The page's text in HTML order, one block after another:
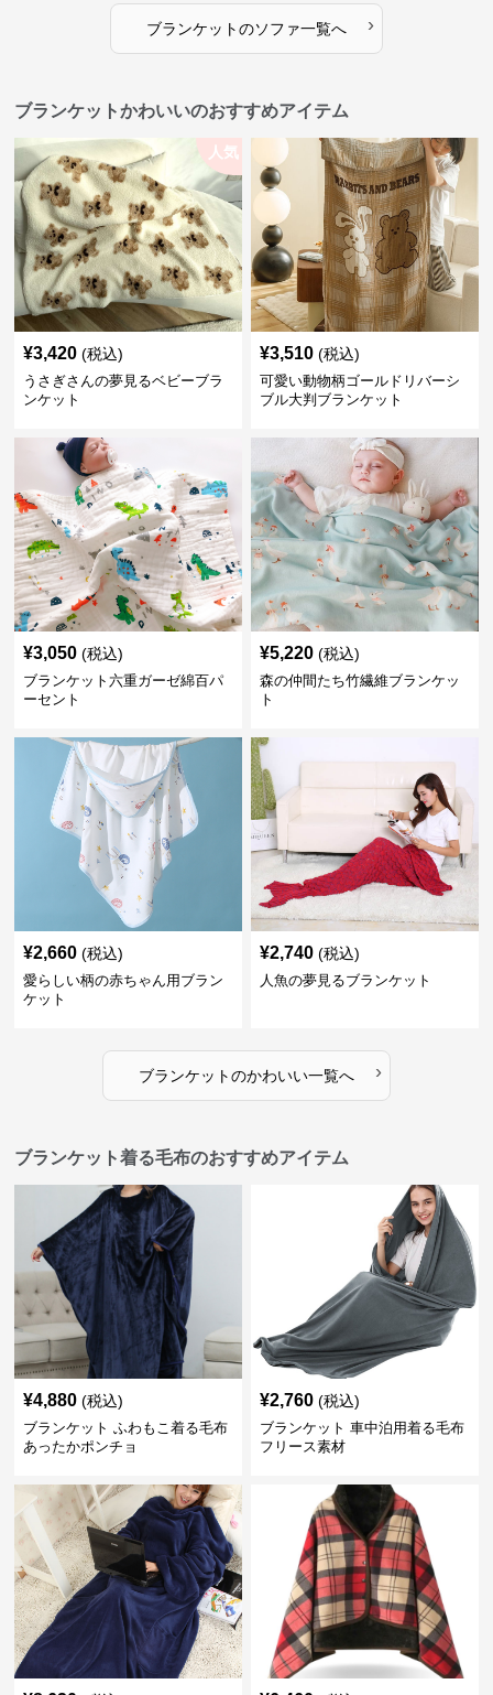
ブランケットのソファ一覧へ ›
ブランケットかわいいのおすすめアイテム
人気
¥3,420 (税込)
うさぎさんの夢見るベビーブラ
ンケット
¥3,510 (税込)
可愛い動物柄ゴールドリバーシ
ブル大判ブランケット
¥3,050 (税込)
ブランケット六重ガーゼ綿百パ
ーセント
¥5,220 (税込)
森の仲間たち竹繊維ブランケッ
ト
¥2,660 (税込)
愛らしい柄の赤ちゃん用ブラン
ケット
¥2,740 (税込)
人魚の夢見るブランケット
ブランケットのかわいい一覧へ ›
ブランケット着る毛布のおすすめアイテム
¥4,880 (税込)
ブランケット ふわもこ着る毛布
あったかポンチョ
¥2,760 (税込)
ブランケット 車中泊用着る毛布
フリース素材